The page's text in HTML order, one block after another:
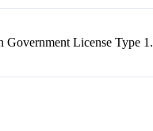
Government License Type 1.